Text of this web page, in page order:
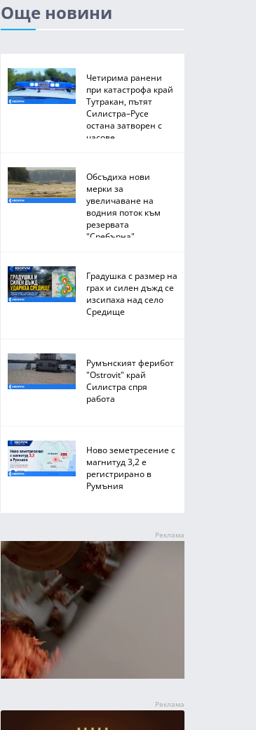
Още новини
Четирима ранени
при катастрофа край
Тутракан, пътят
Силистра–Русе
остана затворен с
часове
Обсъдиха нови
мерки за
увеличаване на
водния поток към
резервата
"Сребърна"
Градушка с размер на
грах и силен дъжд се
изсипаха над село
Средище
Румънският ферибот
"Ostrovit" край
Силистра спря
работа
Ново земетресение с
магнитуд 3,2 е
регистрирано в
Румъния